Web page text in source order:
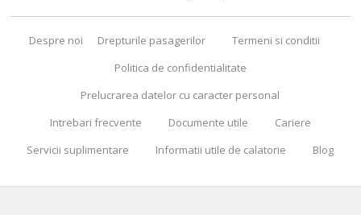
Despre noi Drepturile pasagerilor
Termeni si conditii
Politica de confidentialitate
Prelucrarea datelor cu caracter personal
Intrebari frecvente
Documente utile
Cariere
Servicii suplimentare
Informatii utile de calatorie Blog